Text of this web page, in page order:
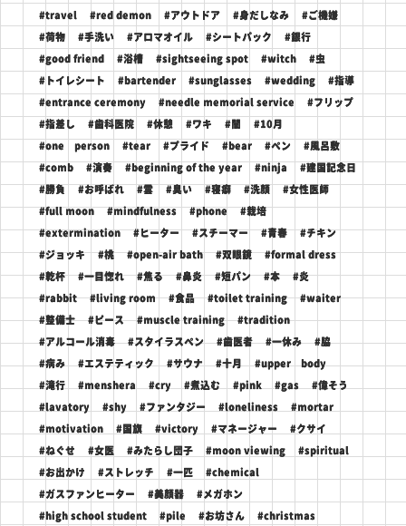
#travel #red demon #アウトドア #身だしなみ #ご機嫌
#荷物 #手洗い #アロマオイル #シートパック #銀行
#good friend #浴槽 #sightseeing spot #witch #虫
#トイレシート #bartender #sunglasses #wedding #指導
#entrance ceremony #needle memorial service #フリップ
#指差し #歯科医院 #休憩 #ワキ #闇 #10月
#one person #tear #プライド #bear #ペン #風呂敷
#comb #演奏 #beginning of the year #ninja #建国記念日
#勝負 #お呼ばれ #雲 #臭い #寝癖 #洗顔 #女性医師
#full moon #mindfulness #phone #栽培
#extermination #ヒーター #スチーマー #青春 #チキン
#ジョッキ #桃 #open-air bath #双眼鏡 #formal dress
#乾杯 #一目惚れ #焦る #鼻炎 #短パン #本 #炎
#rabbit #living room #食品 #toilet training #waiter
#整備士 #ピース #muscle training #tradition
#アルコール消毒 #スタイラスペン #歯医者 #一休み #脇
#病み #エステティック #サウナ #十月 #upper body
#滝行 #menshera #cry #煮込む #pink #gas #偉そう
#lavatory #shy #ファンタジー #loneliness #mortar
#motivation #国旗 #victory #マネージャー #クサイ
#ねぐせ #女医 #みたらし団子 #moon viewing #spiritual
#お出かけ #ストレッチ #一匹 #chemical
#ガスファンヒーター #美顔器 #メガホン
#high school student #pile #お坊さん #christmas